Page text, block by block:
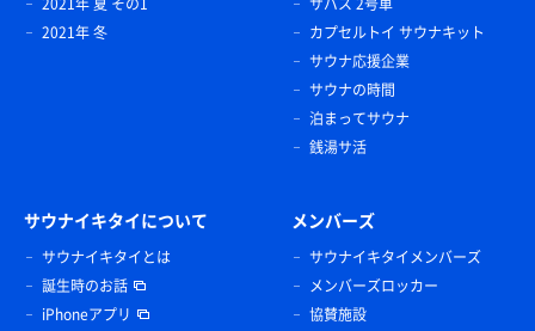
2021年 冬
カプセルトイ サウナキット
サウナ応援企業
サウナの時間
泊まってサウナ
銭湯サ活
サウナイキタイについて
サウナイキタイとは
誕生時のお話
iPhoneアプリ
メンバーズ
サウナイキタイメンバーズ
メンバーズロッカー
協賛施設